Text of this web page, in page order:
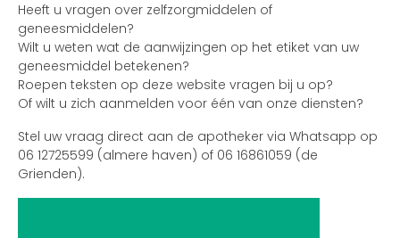
Heeft u vragen over zelfzorgmiddelen of
geneesmiddelen?
Wilt u weten wat de aanwijzingen op het etiket van uw
geneesmiddel betekenen?
Roepen teksten op deze website vragen bij u op?
Of wilt u zich aanmelden voor één van onze diensten?
Stel uw vraag direct aan de apotheker via Whatsapp op
06 12725599 (almere haven) of 06 16861059 (de
Grienden).